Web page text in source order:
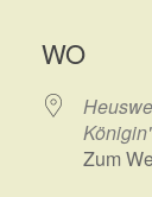
WO
Zum